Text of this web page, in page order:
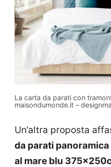
La carta da parati con
maisondumonde.it –
Un’altra proposta
da parati
al mare blu